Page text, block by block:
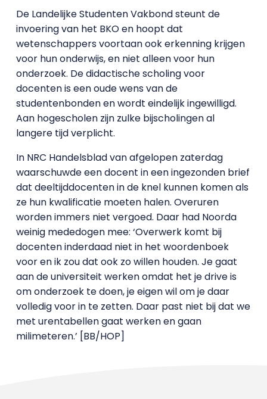
De Landelijke Studenten Vakbond steunt de
invoering van het BKO en hoopt dat
wetenschappers voortaan ook erkenning krijgen
voor hun onderwijs, en niet alleen voor hun
onderzoek. De didactische scholing voor
docenten is een oude wens van de
studentenbonden en wordt eindelijk ingewilligd.
Aan hogescholen zijn zulke bijscholingen al
langere tijd verplicht.
In NRC Handelsblad van afgelopen zaterdag
waarschuwde een docent in een ingezonden brief
dat deeltijddocenten in de knel kunnen komen als
ze hun kwalificatie moeten halen. Overuren
worden immers niet vergoed. Daar had Noorda
weinig mededogen mee: ‘Overwerk komt bij
docenten inderdaad niet in het woordenboek
voor en ik zou dat ook zo willen houden. Je gaat
aan de universiteit werken omdat het je drive is
om onderzoek te doen, je eigen wil om je daar
volledig voor in te zetten. Daar past niet bij dat we
met urentabellen gaat werken en gaan
milimeteren.’ [BB/HOP]